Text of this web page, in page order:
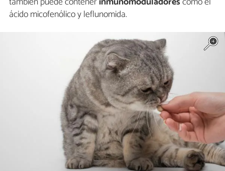
ácido micofenólico y leflunomida.